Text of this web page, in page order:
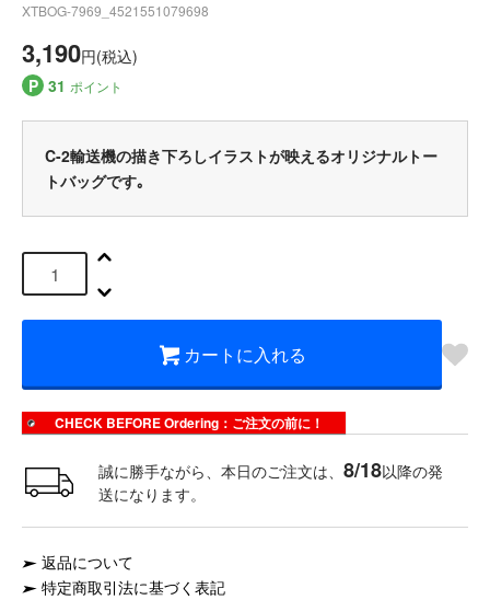
XTBOG-7969_4521551079698
3,190円(税込)
P 31 ポイント
C-2輸送機の描き下ろしイラストが映えるオリジナルトー
トバッグです｡
カートに入れる
CHECK BEFORE Ordering：ご注文の前に！
誠に勝手ながら、本日のご注文は、 8/18以降の発
送になります。
返品について
特定商取引法に基づく表記